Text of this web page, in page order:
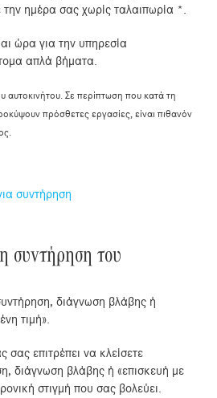
την ημέρα σας χωρίς ταλαιπωρία *.
ώρα για την υπηρεσία
απλά βήματα.
αυτοκινήτου. Σε περίπτωση που κατά τη
πρόσθετες εργασίες, είναι πιθανόν
συντήρηση
συντήρηση του
διάγνωση βλάβης ή
τιμή».
επιτρέπει να κλείσετε
διάγνωση βλάβης ή «επισκευή με
στιγμή που σας βολεύει.